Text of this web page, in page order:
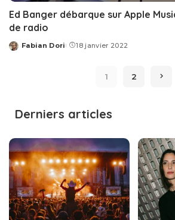
Ed Banger débarque sur Apple
de radio
Posted
Fabian Dori 18 janvier 2022
1 2
Derniers articles